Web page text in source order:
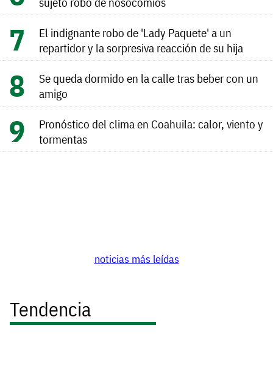
El indignante robo de 'Lady Paquete' a un
repartidor y la sorpresiva reacción de su hija
Se queda dormido en la calle tras beber con un
amigo
Pronóstico del clima en Coahuila: calor, viento y
tormentas
noticias más leídas
Tendencia